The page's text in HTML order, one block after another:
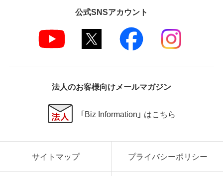
公式SNSアカウント
法人のお客様向けメールマガジン
「Biz Information」 はこちら
サイトマップ プライバシーポリシー